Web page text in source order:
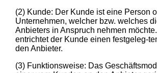
(2) Kunde: Der Kunde ist eine Person
Unternehmen, welcher bzw. welches
Anbieters in Anspruch nehmen
entrichtet der Kunde einen festgeleg-
den Anbieter.
(3) Funktionsweise: Das